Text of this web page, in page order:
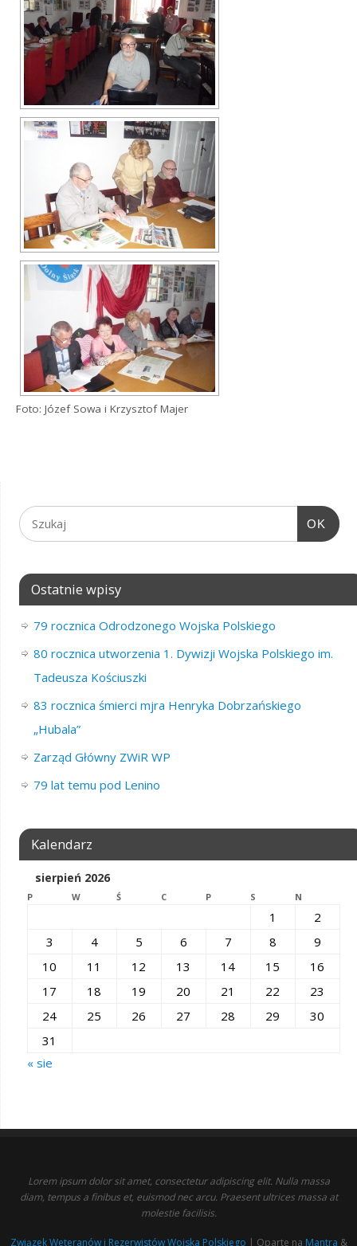
Foto: Józef Sowa i Krzysztof Majer
OK
Ostatnie wpisy
79 rocznica Odrodzonego Wojska Polskiego
80 rocznica utworzenia 1. Dywizji Wojska Polskiego im.
Tadeusza Kościuszki
83 rocznica śmierci mjra Henryka Dobrzańskiego
„Hubala”
Zarząd Główny ZWiR WP
79 lat temu pod Lenino
Kalendarz
sierpień 2026
P W Ś C P S N
« sie
1
2
3
4 5 6 7 8
9
10
11 12 13 14 15
16
17
18 19 20 21 22
23
24
25 26 27 28 29
30
31
Lorem ipsum dolor sit amet, consectetur adipiscing elit. Nulla massa
diam, tempus a finibus et, euismod nec arcu. Praesent ultrices massa at
molestie facilisis.
Związek Weteranów i Rezerwistów Wojska Polskiego | Oparte na Mantra &